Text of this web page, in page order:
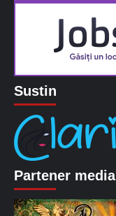
Sustin
Partener media